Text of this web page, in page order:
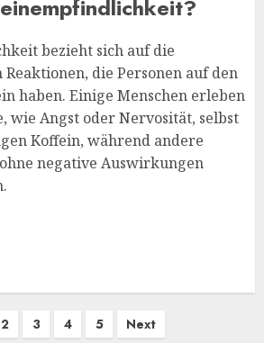
bezieht sich auf die
die Personen auf den
haben. Einige Menschen erleben
wie Angst oder Nervosität, selbst
Koffein, während andere
negative Auswirkungen
2 3 4 5 Next